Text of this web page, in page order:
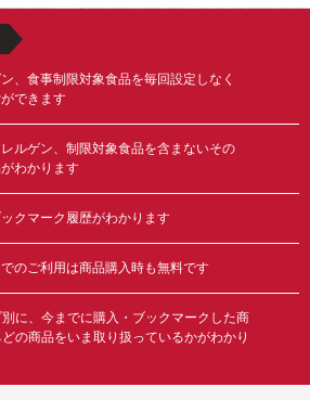
、食事制限対象食品を毎回設定しなく
できます
ルゲン、制限対象食品を含まないその
わかります
クマーク履歴がわかります
のご利用は商品購入時も無料です
に、今までに購入・ブックマークした商
の商品をいま取り扱っているかがわかり